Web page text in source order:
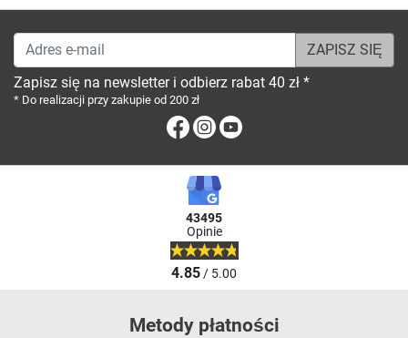
Adres e-mail
Zapisz się na newsletter i odbierz rabat 40 zł *
* Do realizacji przy zakupie od 200 zł
FacebookInstagram
43495
Opinie
4.85/ 5.00
Metody płatności